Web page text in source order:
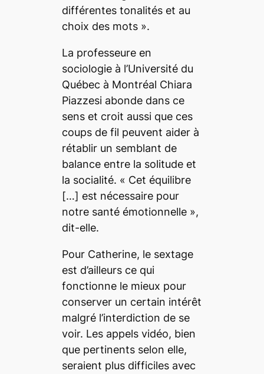
différentes tonalités et au
choix des mots».
La professeure en
sociologie à l’Université du
Québec à Montréal Chiara
Piazzesi abonde dans ce
sens et croit aussi que ces
coups de fil peuvent aider à
rétablir un semblant de
balance entre la solitude et
la socialité. « Cet équilibre
[…] est nécessaire pour
notre santé émotionnelle»,
dit-elle.
Pour Catherine, le sextage
est d’ailleurs ce qui
fonctionne le mieux pour
conserver un certain intérêt
malgré l’interdiction de se
voir. Les appels vidéo, bien
que pertinents selon elle,
seraient plus difficiles avec